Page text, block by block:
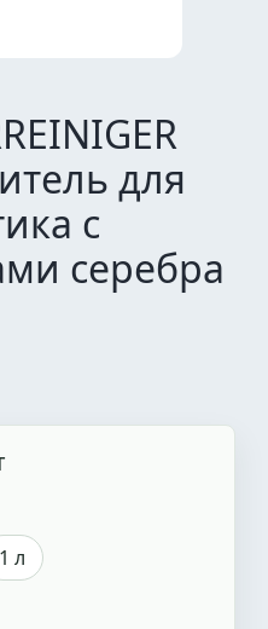
для
с
серебра
1 л